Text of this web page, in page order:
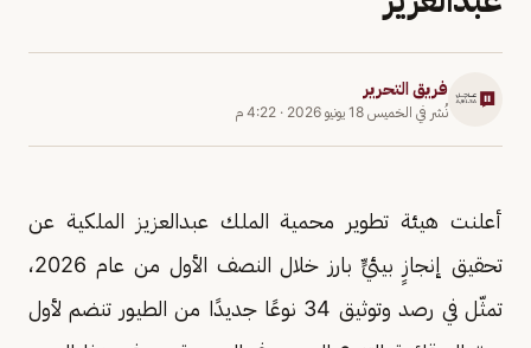
فريق التحرير
نُشر في الخميس 18 يونيو 2026 · 4:22 م
أعلنت هيئة تطوير محمية الملك عبدالعزيز الملكية عن
تحقيق إنجازٍ بيئيٍّ بارز خلال النصف الأول من عام 2026،
تمثّل في رصد وتوثيق 34 نوعًا جديدًا من الطيور تنضم لأول